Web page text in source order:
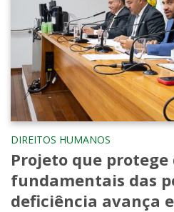
DIREITOS HUMANOS
Projeto que
fundamentais das
deficiência avança